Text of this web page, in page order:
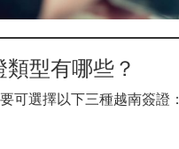
型有哪些？
可選擇以下三種越南簽證：